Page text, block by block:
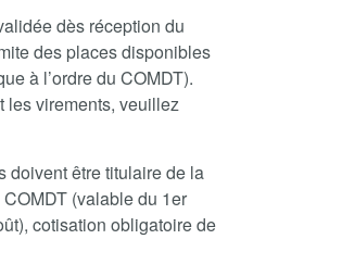
dès réception du
des places disponibles
à l’ordre du COMDT).
les virements, veuillez
doivent être titulaire de la
(valable du 1er
cotisation obligatoire de